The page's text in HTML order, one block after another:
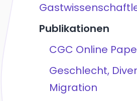
Publikationen
CGC Online
Geschlecht,
Migration